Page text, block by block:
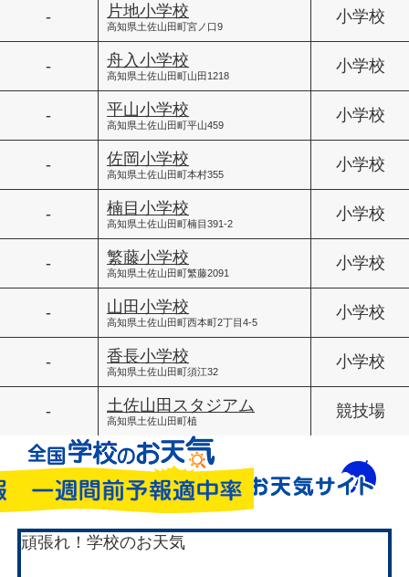
- 片地小学校
高知県土佐山田町宮ノ口9
小学校
- 舟入小学校
高知県土佐山田町山田1218
小学校
- 平山小学校
高知県土佐山田町平山459
小学校
- 佐岡小学校
高知県土佐山田町本村355
小学校
- 楠目小学校
高知県土佐山田町楠目391-2
小学校
- 繁藤小学校
高知県土佐山田町繁藤2091
小学校
- 山田小学校
高知県土佐山田町西本町2丁目4-5
小学校
- 香長小学校
高知県土佐山田町須江32
小学校
- 土佐山田スタジアム
高知県土佐山田町植
競技場
頑張れ！学校のお天気